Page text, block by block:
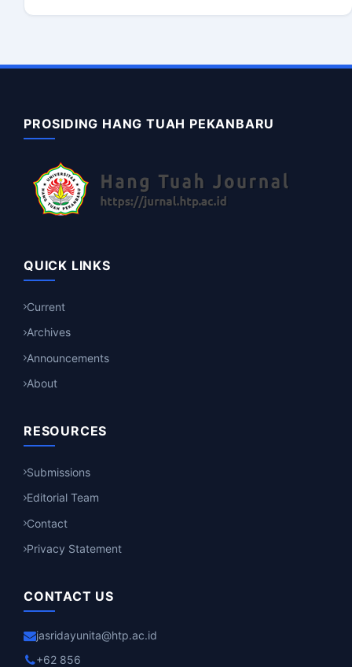
PROSIDING HANG TUAH PEKANBARU
QUICK LINKS
Current
Archives
Announcements
About
RESOURCES
Submissions
Editorial Team
Contact
Privacy Statement
CONTACT US
jasridayunita@htp.ac.id
+62 856